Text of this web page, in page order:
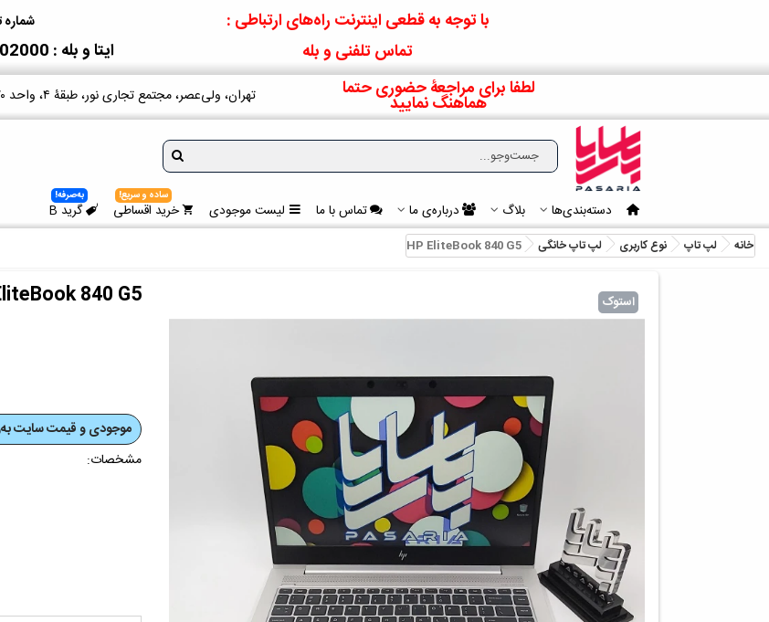
با توجه به قطعی اینترنت راه‌های ارتباطی :
تماس تلفنی و بله
شماره
ایتا و بله : 09207002000
لطفا برای مراجعۀ حضوری حتما
هماهنگ نمایید تهران، ولی‌عصر، مجتمع تجاری نور، طبقۀ ۴، واحد ۱۲۰۷۰
دسته‌بندی‌ها بلاگ درباره‌ی ما تماس با ما لیست موجودی خرید اقساطی
ساده و سریع!
گرید B
به‌صرفه!
خانه
لپ تاپ نوع کاربری لپ تاپ خانگی HP EliteBook 840 G5
استوک 840 G5
موجودی و قیمت‌ سایت
مشخصات: